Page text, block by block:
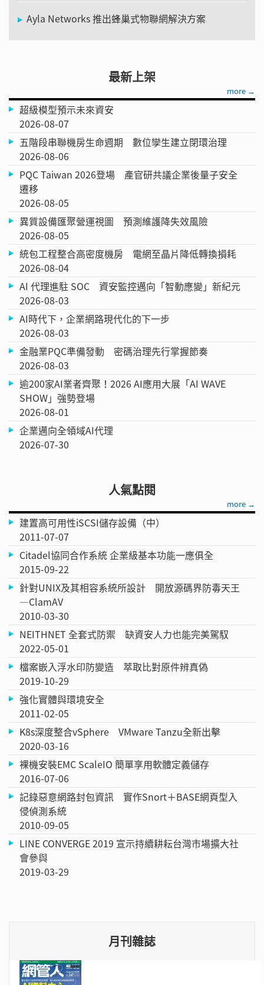
Ayla Networks 推出蜂巢式物聯網解決方案
最新上架
more →
超級模型預示未來資安
2026-08-07
五階段串聯機房生命週期 數位孿生建立閉環治理
2026-08-06
PQC Taiwan 2026登場 產官研共議企業後量子安全
遷移
2026-08-05
異質設備匯聚營運視圖 預測維護降失效風險
2026-08-05
統包工程整合高密度機房 電網至晶片降低轉換損耗
2026-08-04
AI 代理進駐 SOC 資安監控邁向「智動應變」新紀元
2026-08-03
AI時代下，企業網路現代化的下一步
2026-08-03
金融業PQC準備發動 密碼治理先行掌握節奏
2026-08-03
逾200家AI業者齊聚！2026 AI應用大展「AI WAVE
SHOW」強勢登場
2026-08-01
企業邁向全領域AI代理
2026-07-30
人氣點閱
more →
建置高可用性iSCSI儲存設備（中）
2011-07-07
Citadel協同合作系統 企業級基本功能一應俱全
2015-09-22
針對UNIX及其相容系統所設計 開放源碼界防毒天王
—ClamAV
2010-03-30
NEITHNET 全套式防禦 缺資安人力也能完美駕馭
2022-05-01
檔案嵌入浮水印防變造 萃取比對原件辨真偽
2019-10-29
強化實體與環境安全
2011-02-05
K8s深度整合vSphere VMware Tanzu全新出擊
2020-03-16
裸機安裝EMC ScaleIO 簡單享用軟體定義儲存
2016-07-06
記錄惡意網路封包資訊 實作Snort＋BASE網頁型入
侵偵測系統
2010-09-05
LINE CONVERGE 2019 宣示持續耕耘台灣市場擴大社
會參與
2019-03-29
月刊雜誌